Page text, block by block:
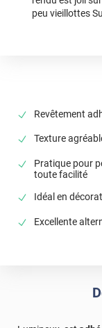
Revêtement
Texture
Pratique pour
toute facilité
Idéal en
Excellente
peu vieillottes